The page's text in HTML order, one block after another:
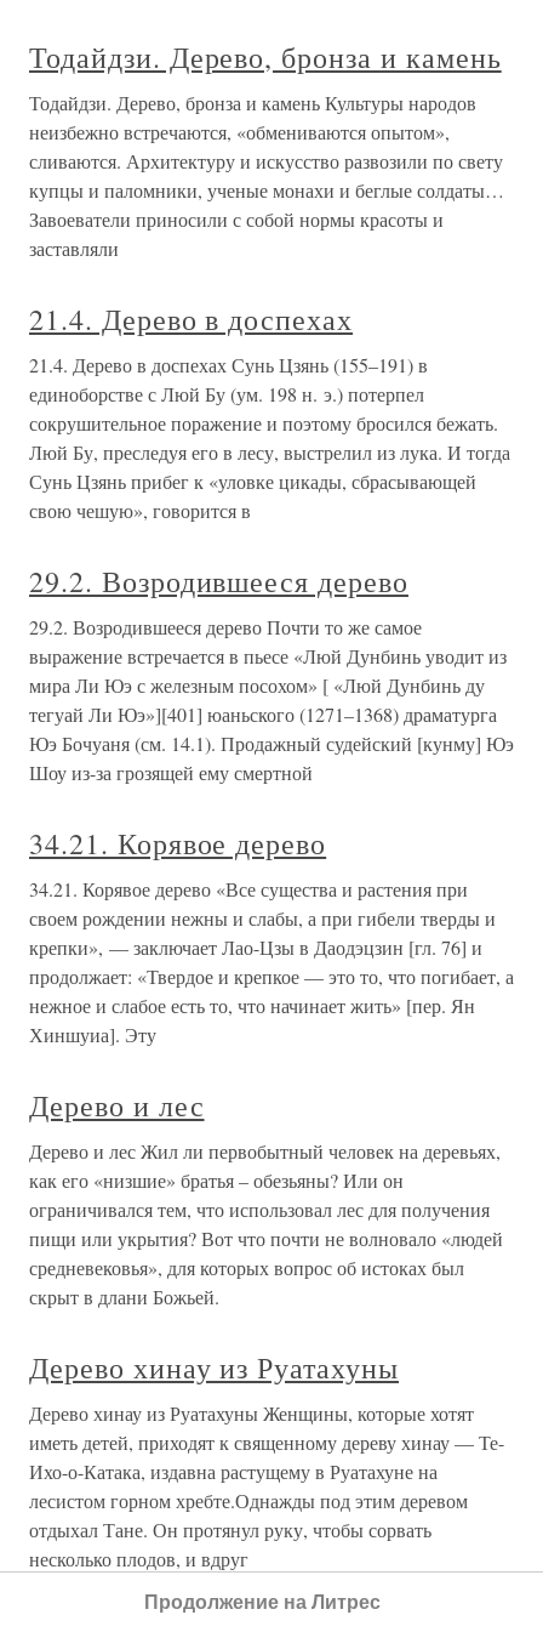
Тодайдзи. Дерево, бронза и камень
Тодайдзи. Дерево, бронза и камень Культуры народов
неизбежно встречаются, «обмениваются опытом»,
сливаются. Архитектуру и искусство развозили по свету
купцы и паломники, ученые монахи и беглые солдаты…
Завоеватели приносили с собой нормы красоты и
заставляли
21.4. Дерево в доспехах
21.4. Дерево в доспехах Сунь Цзянь (155–191) в
единоборстве с Люй Бу (ум. 198 н. э.) потерпел
сокрушительное поражение и поэтому бросился бежать.
Люй Бу, преследуя его в лесу, выстрелил из лука. И тогда
Сунь Цзянь прибег к «уловке цикады, сбрасывающей
свою чешую», говорится в
29.2. Возродившееся дерево
29.2. Возродившееся дерево Почти то же самое
выражение встречается в пьесе «Люй Дунбинь уводит из
мира Ли Юэ с железным посохом» [ «Люй Дунбинь ду
тегуай Ли Юэ»][401] юаньского (1271–1368) драматурга
Юэ Бочуаня (см. 14.1). Продажный судейский [кунму] Юэ
Шоу из-за грозящей ему смертной
34.21. Корявое дерево
34.21. Корявое дерево «Все существа и растения при
своем рождении нежны и слабы, а при гибели тверды и
крепки», — заключает Лао-Цзы в Даодэцзин [гл. 76] и
продолжает: «Твердое и крепкое — это то, что погибает, а
нежное и слабое есть то, что начинает жить» [пер. Ян
Хиншуиа]. Эту
Дерево и лес
Дерево и лес Жил ли первобытный человек на деревьях,
как его «низшие» братья – обезьяны? Или он
ограничивался тем, что использовал лес для получения
пищи или укрытия? Вот что почти не волновало «людей
средневековья», для которых вопрос об истоках был
скрыт в длани Божьей.
Дерево хинау из Руатахуны
Дерево хинау из Руатахуны Женщины, которые хотят
иметь детей, приходят к священному дереву хинау — Те-
Ихо-о-Катака, издавна растущему в Руатахуне на
лесистом горном хребте.Однажды под этим деревом
отдыхал Тане. Он протянул руку, чтобы сорвать
несколько плодов, и вдруг
Продолжение на Литрес